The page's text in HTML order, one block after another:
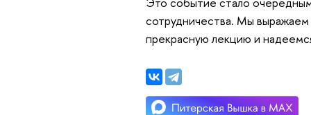
сотрудничества. Мы выражаем
прекрасную лекцию и